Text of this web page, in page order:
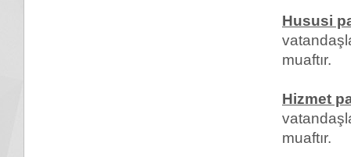
Hususi
muaftır.
Hizmet
muaftır.